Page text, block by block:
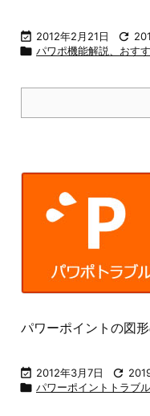
 2012年2月21日 
 パワポ機能解説、おす
パワーポイントの図
 2012年3月7日 
 パワーポイントトラブル